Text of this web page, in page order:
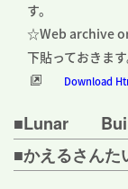
す。
☆Web archive
下貼っておきます
Download
■Lunar Build
■かえるさん